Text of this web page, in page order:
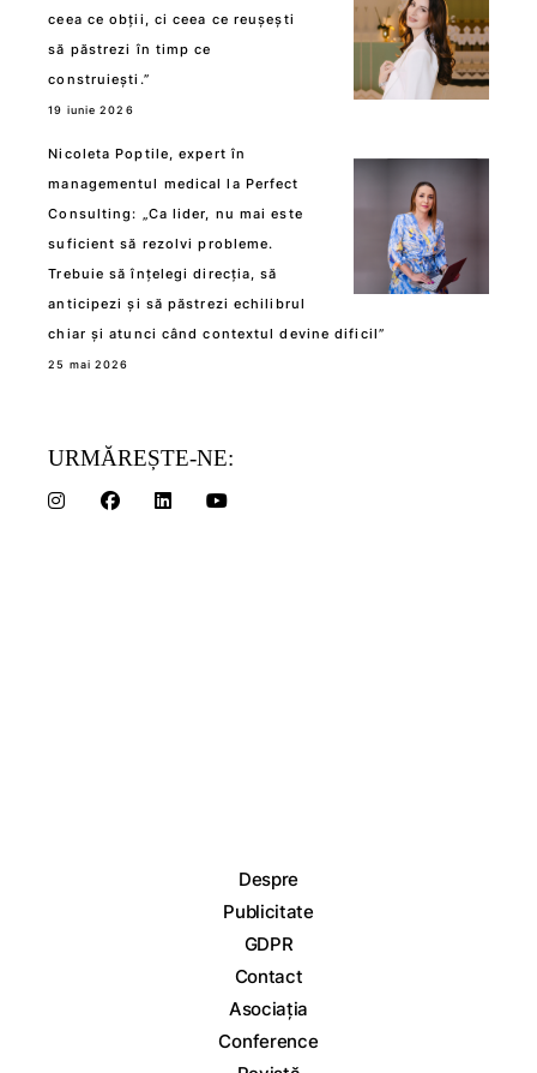
ceea ce obții, ci ceea ce reușești
să păstrezi în timp ce
construiești.”
19 iunie 2026
Nicoleta Poptile, expert în
managementul medical la Perfect
Consulting: „Ca lider, nu mai este
suficient să rezolvi probleme.
Trebuie să înțelegi direcția, să
anticipezi și să păstrezi echilibrul
chiar și atunci când contextul devine dificil”
25 mai 2026
URMĂREȘTE-NE:
Despre
Publicitate
GDPR
Contact
Asociația
Conference